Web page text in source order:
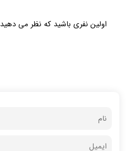
اولین نفری باشید که نظر می دهید